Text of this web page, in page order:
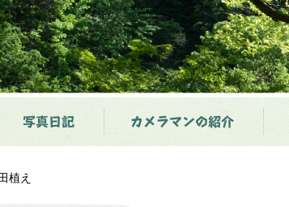
写真日記 カメラマンの紹介
植え